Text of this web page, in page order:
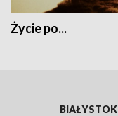
Życie po...
BIAŁYSTOK